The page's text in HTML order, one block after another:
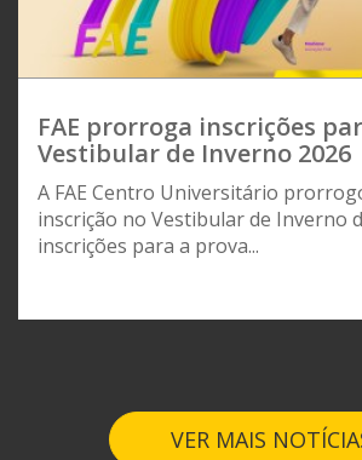
FAE prorroga inscrições
Vestibular de Inverno 2026
A FAE Centro Universitário
inscrição no Vestibular de Inverno
inscrições para a prova...
VER MAIS